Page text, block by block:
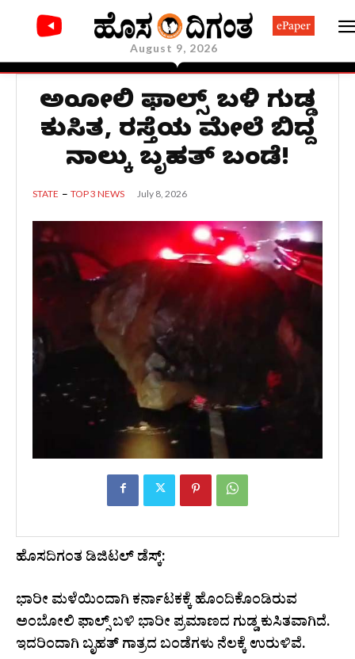
August 9, 2026
ePaper
ಅಂಬೋಲಿ ಫಾಲ್ಸ್ ಬಳಿ ಗುಡ್ಡ
ಕುಸಿತ, ರಸ್ತೆಯ ಮೇಲೆ ಬಿದ್ದ
ನಾಲ್ಕು ಬೃಹತ್‌ ಬಂಡೆ!
STATE TOP 3 NEWS July 8, 2026
ಹೊಸದಿಗಂತ ಡಿಜಿಟಲ್‌ ಡೆಸ್ಕ್‌:
ಭಾರೀ ಮಳೆಯಿಂದಾಗಿ ಕರ್ನಾಟಕಕ್ಕೆ ಹೊಂದಿಕೊಂಡಿರುವ
ಅಂಬೋಲಿ ಫಾಲ್ಸ್‌ ಬಳಿ ಭಾರೀ ಪ್ರಮಾಣದ ಗುಡ್ಡ ಕುಸಿತವಾಗಿದೆ.
ಇದರಿಂದಾಗಿ ಬೃಹತ್‌ ಗಾತ್ರದ ಬಂಡೆಗಳು ನೆಲಕ್ಕೆ ಉರುಳಿವೆ.